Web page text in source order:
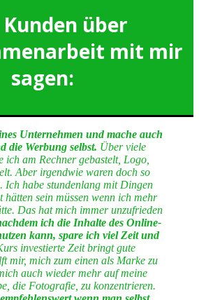
Kunden über
mit mir
sagen:
Unternehmen und mache auch
die Werbung selbst. Über viele
ich am Rechner gebastelt, Logo,
Aber irgendwie waren doch so
Ich habe stundenlang mit Dingen
sein müssen wenn ich mehr
Das hat mich immer unzufrieden
ich die Inhalte des Online-
kann, spare ich viel Zeit und
investierte Zeit bringt gute
mir, mich zum einen als Marke zu
auch wieder mehr auf meine
die Fotografie, zu konzentrieren.